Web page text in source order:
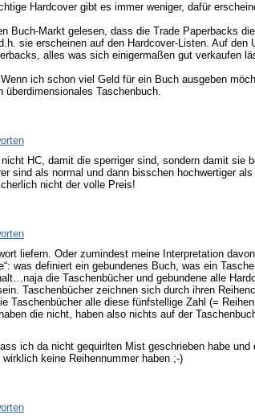
Hardcover gibt es immer weniger, dafür
Buch-Markt gelesen, dass die Trade Paperbacks
sie erscheinen auf den Hardcover-Listen. Auf den
alles was sich einigermaßen gut verkaufen
ich schon viel Geld für ein Buch ausgeben
Taschenbuch.
HC, damit die sperriger sind, sondern damit sie
sind als normal und dann bisschen hochwertiger
nicht der volle Preis!
liefern. Oder zumindest meine Interpretation
was definiert ein gebundenes Buch, was ein
die Taschenbücher und gebundene alle
Taschenbücher zeichnen sich durch ihren
Taschenbücher alle diese fünfstellige Zahl (=
die nicht, haben also nichts auf der
ich da nicht gequirlten Mist geschrieben habe und
keine Reihennummer haben ;-)